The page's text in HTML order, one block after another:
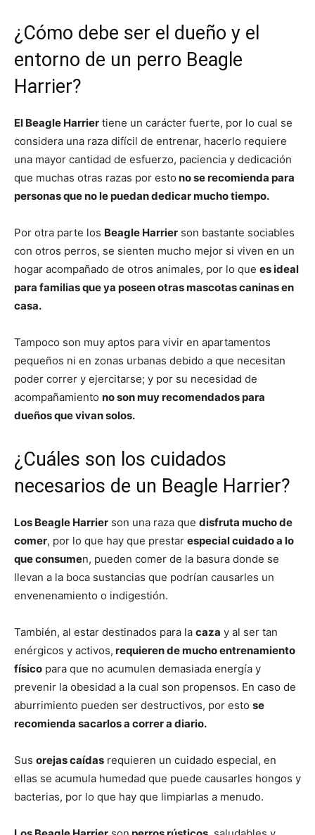
¿Cómo debe ser el dueño y el
entorno de un perro Beagle
Harrier?
El Beagle Harrier tiene un carácter fuerte, por lo cual se
considera una raza difícil de entrenar, hacerlo requiere
una mayor cantidad de esfuerzo, paciencia y dedicación
que muchas otras razas por esto no se recomienda para
personas que no le puedan dedicar mucho tiempo.
Por otra parte los Beagle Harrier son bastante sociables
con otros perros, se sienten mucho mejor si viven en un
hogar acompañado de otros animales, por lo que es ideal
para familias que ya poseen otras mascotas caninas en
casa.
Tampoco son muy aptos para vivir en apartamentos
pequeños ni en zonas urbanas debido a que necesitan
poder correr y ejercitarse; y por su necesidad de
acompañamiento no son muy recomendados para
dueños que vivan solos.
¿Cuáles son los cuidados
necesarios de un Beagle Harrier?
Los Beagle Harrier son una raza que disfruta mucho de
comer, por lo que hay que prestar especial cuidado a lo
que consumen, pueden comer de la basura donde se
llevan a la boca sustancias que podrían causarles un
envenenamiento o indigestión.
También, al estar destinados para la caza y al ser tan
enérgicos y activos, requieren de mucho entrenamiento
físico para que no acumulen demasiada energía y
prevenir la obesidad a la cual son propensos. En caso de
aburrimiento pueden ser destructivos, por esto se
recomienda sacarlos a correr a diario.
Sus orejas caídas requieren un cuidado especial, en
ellas se acumula humedad que puede causarles hongos y
bacterias, por lo que hay que limpiarlas a menudo.